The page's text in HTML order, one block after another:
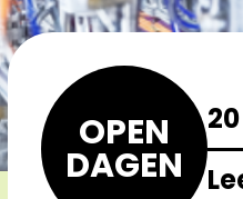
OPEN
DAGEN